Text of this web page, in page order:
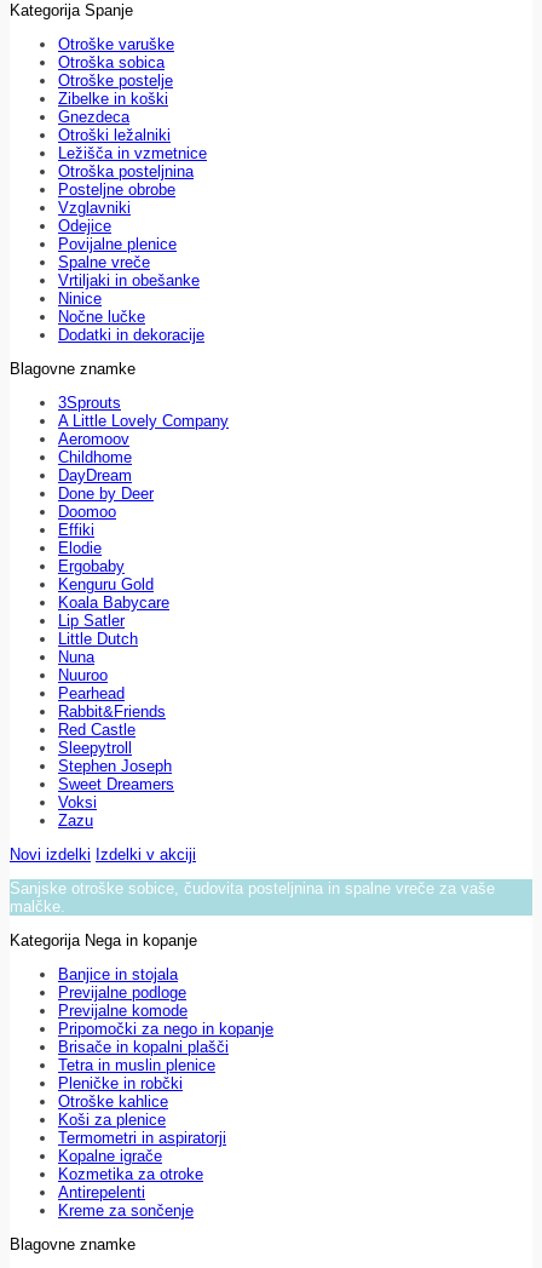
Kategorija Spanje
Otroške varuške
Otroška sobica
Otroške postelje
Zibelke in koški
Gnezdeca
Otroški ležalniki
Ležišča in vzmetnice
Otroška posteljnina
Posteljne obrobe
Vzglavniki
Odejice
Povijalne plenice
Spalne vreče
Vrtiljaki in obešanke
Ninice
Nočne lučke
Dodatki in dekoracije
Blagovne znamke
3Sprouts
A Little Lovely Company
Aeromoov
Childhome
DayDream
Done by Deer
Doomoo
Effiki
Elodie
Ergobaby
Kenguru Gold
Koala Babycare
Lip Satler
Little Dutch
Nuna
Nuuroo
Pearhead
Rabbit&Friends
Red Castle
Sleepytroll
Stephen Joseph
Sweet Dreamers
Voksi
Zazu
Novi izdelki Izdelki v akciji
Sanjske otroške sobice, čudovita posteljnina in spalne vreče za vaše
malčke.
Kategorija Nega in kopanje
Banjice in stojala
Previjalne podloge
Previjalne komode
Pripomočki za nego in kopanje
Brisače in kopalni plašči
Tetra in muslin plenice
Pleničke in robčki
Otroške kahlice
Koši za plenice
Termometri in aspiratorji
Kopalne igrače
Kozmetika za otroke
Antirepelenti
Kreme za sončenje
Blagovne znamke